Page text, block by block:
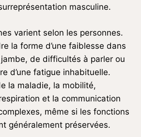
masculine.
varient selon les personnes.
la forme d’une faiblesse dans
de difficultés à parler ou
d’une fatigue inhabituelle.
la maladie, la mobilité,
et la communication
même si les fonctions
généralement préservées.